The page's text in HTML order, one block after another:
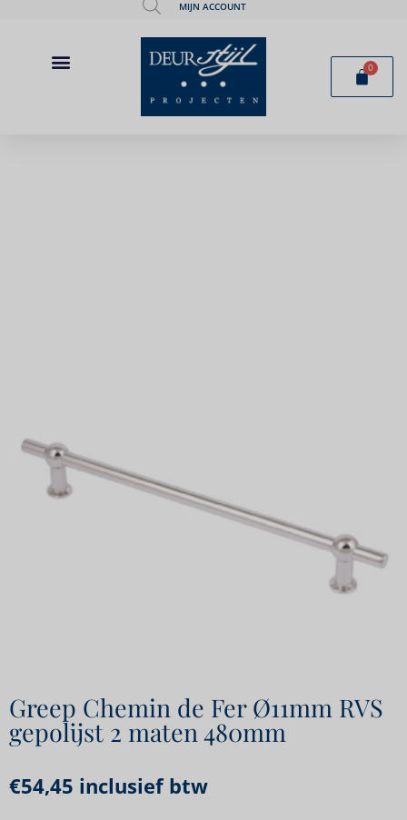
MIJN ACCOUNT
0
Greep Chemin de Fer Ø11mm RVS
gepolijst 2 maten 480mm
€54,45 inclusief btw